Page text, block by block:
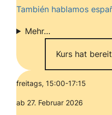
También hablamos
Mehr…
Kurs hat
freitags, 15:00-17:15
ab 27. Februar 2026